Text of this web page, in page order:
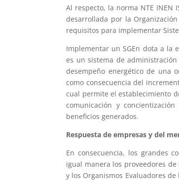
Al respecto, la norma NTE INEN
desarrollada por la
requisitos para implementar
Implementar un SGEn dota a la
es un sistema de
desempeño energético de una
como consecuencia del
cual permite el establecimiento
comunicación y
beneficios generados.
Respuesta de empresas y del
En consecuencia, los grandes
igual manera los proveedores
y los Organismos Evaluadores